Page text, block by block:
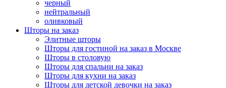
черный
нейтральный
оливковый
Шторы на заказ
Элитные шторы
Шторы для гостиной на заказ в Москве
Шторы в столовую
Шторы для спальни на заказ
Шторы для кухни на заказ
Шторы для детской девочки на заказ